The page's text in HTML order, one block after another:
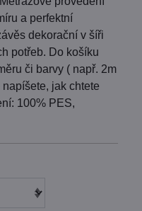
a perfektní
dekorační v šíři
potřeb. Do košíku
či barvy ( např. 2m
jak chtete
100% PES,